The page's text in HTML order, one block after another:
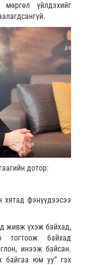
үйлдэхийг
дотор:
хятад фэнүүдээсээ
живж үхэж байхад,
байхад
инээж байсан.
байгаа юм уу” гэх